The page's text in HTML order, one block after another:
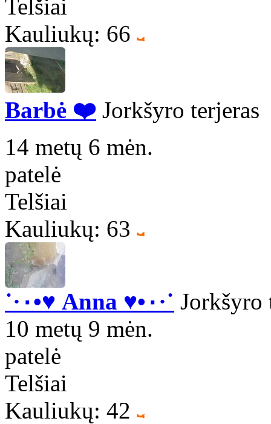
Telšiai
Kauliukų: 66
Barbė ❤️ Jorkšyro terjeras
14 metų 6 mėn.
patelė
Telšiai
Kauliukų: 63
˙·٠•♥ Anna ♥•٠·˙ Jorkšyro
10 metų 9 mėn.
patelė
Telšiai
Kauliukų: 42